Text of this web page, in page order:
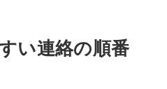
い連絡の順番